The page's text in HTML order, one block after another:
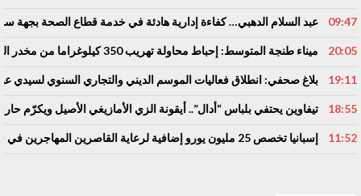
09:47 عبد السلام الدهبي… كفاءة إدارية هادئة في خدمة قطاع الصحة
20:05 ميناء طنجة المتوسط: إحباط محاولة تهريب 350 كيلوغراما من مخدر الشيرا بفاكهة الدلاح
19:11 بلاغ صحفي: انطلاق فعاليات الموسم الديني والتجاري السنوي لسيدي
18:55 تيفاوين يحتفي بلباس “أدال”.. أيقونة الزي الأمازيغي الأصيل ويكرّم
11:52 إسبانيا تخصص 25 مليون يورو إضافية لرعاية القاصرين المهاجرين في سبتة